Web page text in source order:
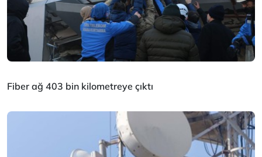
Fiber ağ 403 bin kilometreye çıktı